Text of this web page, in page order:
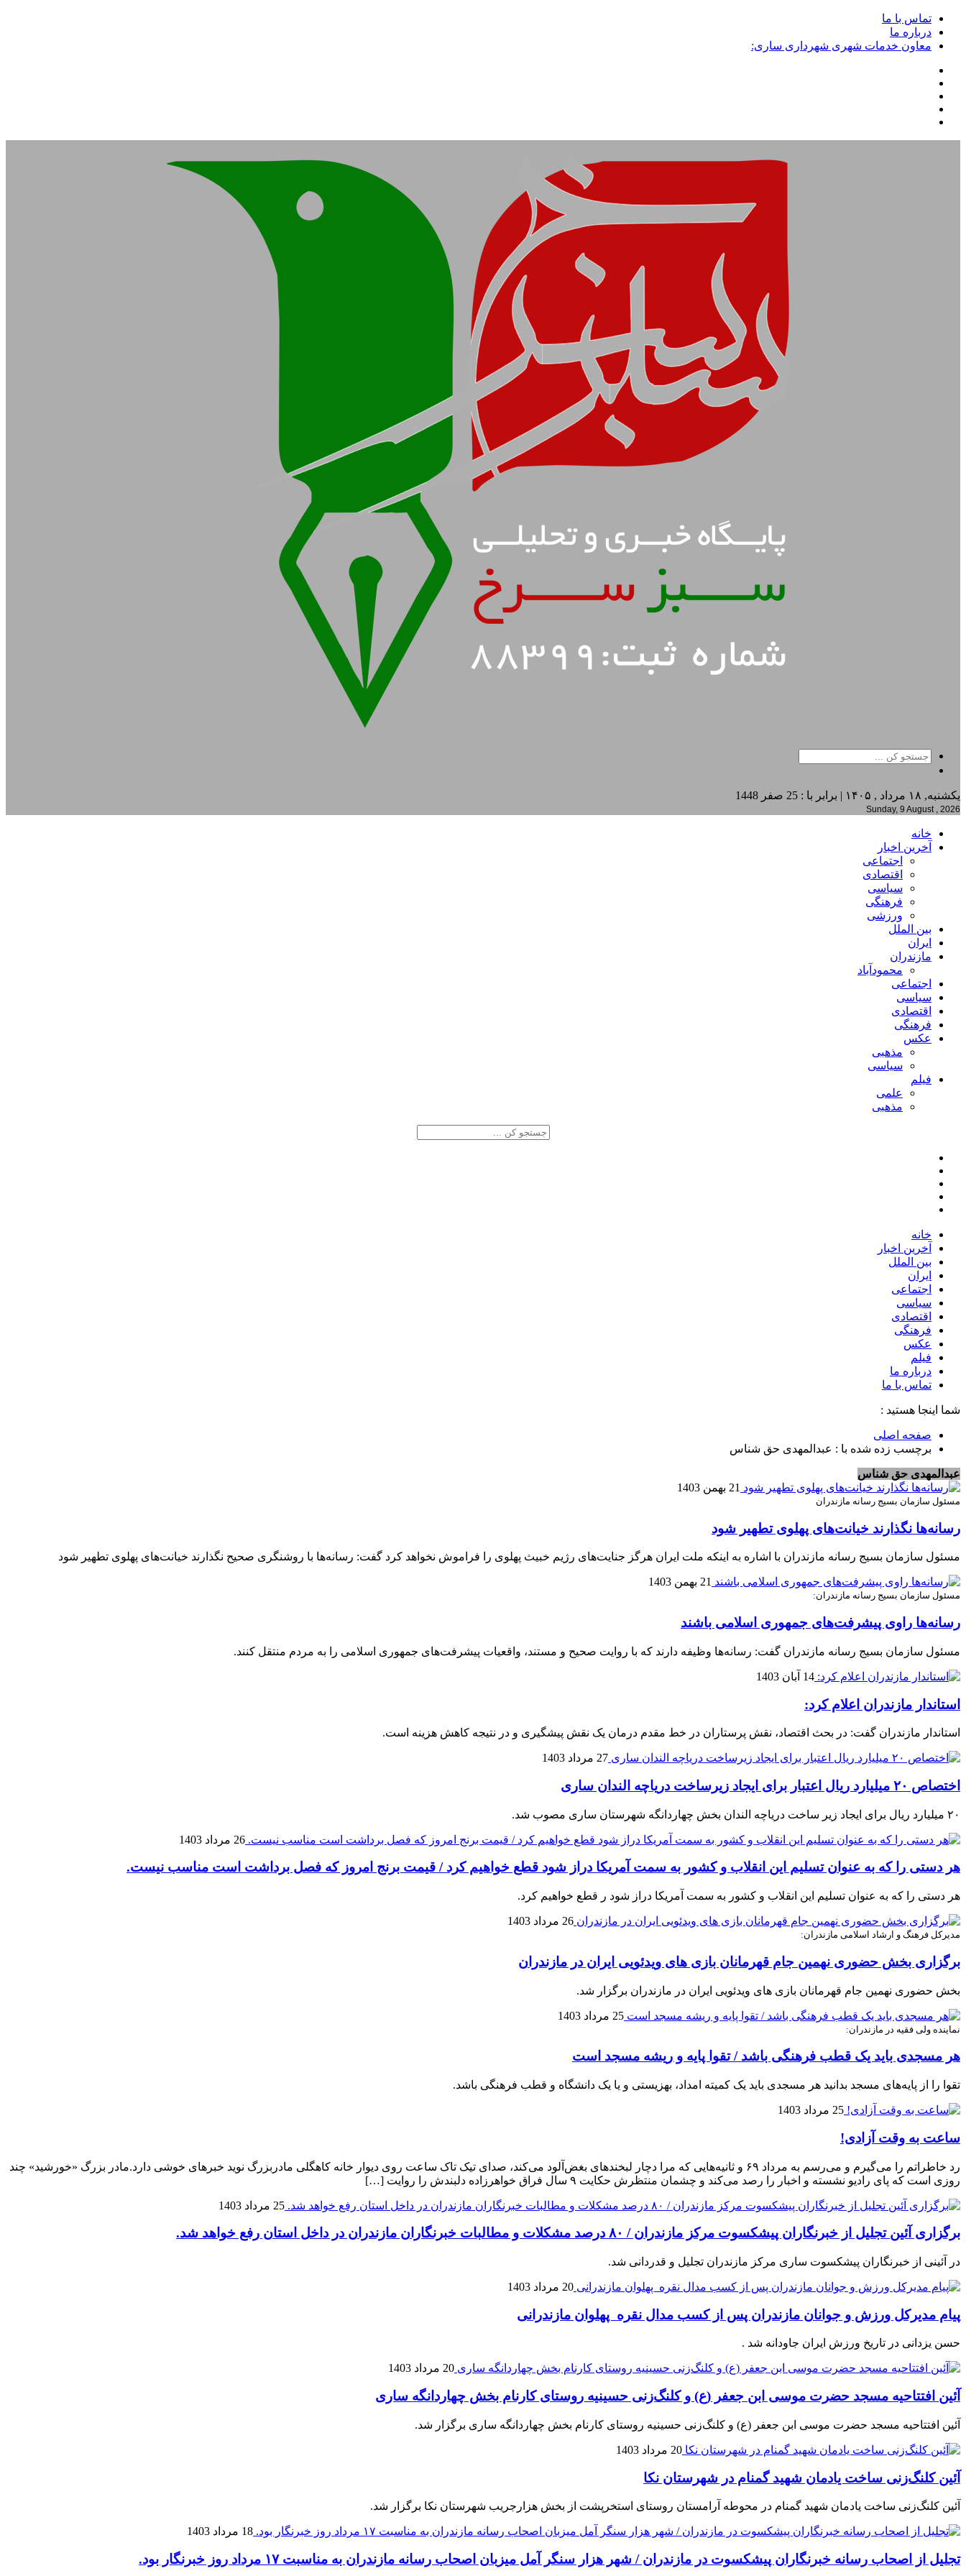
تماس با ما
درباره ما
معاون خدمات شهری شهرداری ساری:
یکشنبه, ۱۸ مرداد , ۱۴۰۵ | برابر با : 25 صفر 1448
Sunday, 9 August , 2026
خانه
آخرین اخبار
اجتماعی
اقتصادی
سیاسی
فرهنگی
ورزشی
بین الملل
ایران
مازندران
محمودآباد
اجتماعی
سیاسی
اقتصادی
فرهنگی
عکس
مذهبی
سیاسی
فیلم
علمی
مذهبی
خانه
آخرین اخبار
بین الملل
ایران
اجتماعی
سیاسی
اقتصادی
فرهنگی
عکس
فیلم
درباره ما
تماس با ما
شما اینجا هستید :
صفحه اصلی
برچسب زده شده با : عبدالمهدی حق شناس
عبدالمهدی حق شناس
21 بهمن 1403
مسئول سازمان بسیج رسانه مازندران
رسانه‌ها نگذارند خیانت‌های پهلوی تطهیر شود
مسئول سازمان بسیج رسانه مازندران با اشاره به اینکه ملت ایران هرگز جنایت‌های رژیم خبیث پهلوی را فراموش نخواهد کرد گفت: رسانه‌ها با روشنگری صحیح نگذارند خیانت‌های پهلوی تطهیر شود
21 بهمن 1403
مسئول سازمان بسیج رسانه مازندران:
رسانه‌ها راوی پیشرفت‌های جمهوری اسلامی باشند
مسئول سازمان بسیج رسانه مازندران گفت: رسانه‌ها وظیفه دارند که با روایت صحیح و مستند، واقعیات پیشرفت‌های جمهوری اسلامی را به مردم منتقل کنند.
14 آبان 1403
استاندار مازندران اعلام کرد:
استاندار مازندران گفت: در بحث اقتصاد، نقش پرستاران در خط مقدم درمان یک نقش پیشگیری و در نتیجه کاهش هزینه است.
27 مرداد 1403
اختصاص ۲۰ میلیارد ریال اعتبار برای ایجاد زیرساخت دریاچه الندان ساری
۲۰ میلیارد ریال برای ایجاد زیر ساخت دریاچه الندان بخش چهاردانگه شهرستان ساری مصوب شد.
26 مرداد 1403
هر دستی را که به عنوان تسلیم این انقلاب و کشور به سمت آمريکا دراز شود قطع خواهیم کرد / قیمت برنج امروز که فصل برداشت است مناسب نیست.
هر دستی را که به عنوان تسلیم این انقلاب و کشور به سمت آمريکا دراز شود ر قطع خواهیم کرد.
26 مرداد 1403
مدیرکل فرهنگ و ارشاد اسلامی مازندران:
برگزاری بخش حضوری نهمین جام قهرمانان بازی های ویدئویی ایران در مازندران
بخش حضوری نهمین جام قهرمانان بازی های ویدئویی ایران در مازندران برگزار شد.
25 مرداد 1403
نماینده ولی فقیه در مازندران:
هر مسجدی باید یک قطب فرهنگی باشد / تقوا پایه و ریشه مسجد است
تقوا را از پایه‌های مسجد بدانید هر مسجدی باید یک کمیته امداد، بهزیستی و یا یک دانشگاه و قطب فرهنگی باشد.
25 مرداد 1403
ساعت به وقت آزادی!
رد خاطراتم را می‌گیرم و می‌رسم به مرداد ۶۹ و ثانیه‌هایی که مرا دچار لبخند‌های بغض‌آلود می‌کند، صدای تیک تاک ساعت روی دیوار خانه کاهگلی مادربزرگ نوید خبر‌های خوشی دارد.مادر بزرگ «خورشید» چند
روزی است که پای رادیو نشسته و اخبار را رصد می‌کند و چشمان منتظرش حکایت ۹ سال فراق خواهرزاده دلبندش را روایت […]
25 مرداد 1403
برگزاری آئین تجلیل از خبرنگاران پیشکسوت مرکز مازندران / ۸۰ درصد مشکلات و مطالبات خبرنگاران مازندران در داخل استان رفع خواهد شد.
در آئینی از خبرنگاران پیشکسوت ساری مرکز مازندران تجلیل و قدردانی شد.
20 مرداد 1403
پیام مدیرکل ورزش و جوانان مازندران پس از کسب مدال نقره پهلوان مازندرانی
حسن یزدانی در تاریخ ورزش ایران جاودانه شد .
20 مرداد 1403
آئین افتتاحیه مسجد حضرت موسی ابن جعفر (ع) و کلنگ‌زنی حسینیه روستای کارنام بخش چهاردانگه ساری
آئین افتتاحیه مسجد حضرت موسی ابن جعفر (ع) و کلنگ‌زنی حسینیه روستای کارنام بخش چهاردانگه ساری برگزار شد.
20 مرداد 1403
آئین کلنگ‌زنی ساخت یادمان شهید گمنام در شهرستان نکا
آئین کلنگ‌زنی ساخت یادمان شهید گمنام در محوطه آرامستان روستای استخرپشت از بخش هزارجریب شهرستان نکا برگزار شد.
18 مرداد 1403
تجلیل از اصحاب رسانه خبرنگاران پیشکسوت در مازندران / شهر هزار سنگر آمل میزبان اصحاب رسانه مازندران به مناسبت ۱۷ مرداد روز خبرنگار بود.